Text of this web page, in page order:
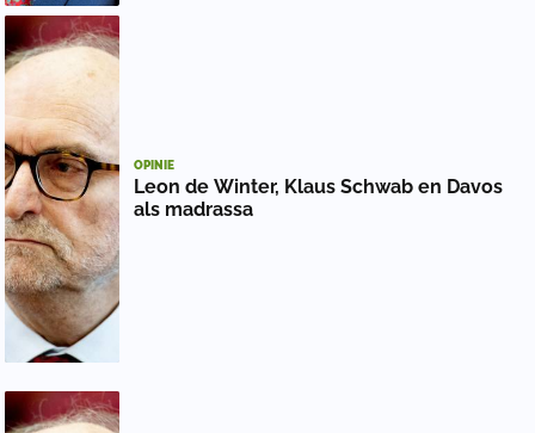
OPINIE
Leon de Winter, Klaus Schwab en Davos
als madrassa